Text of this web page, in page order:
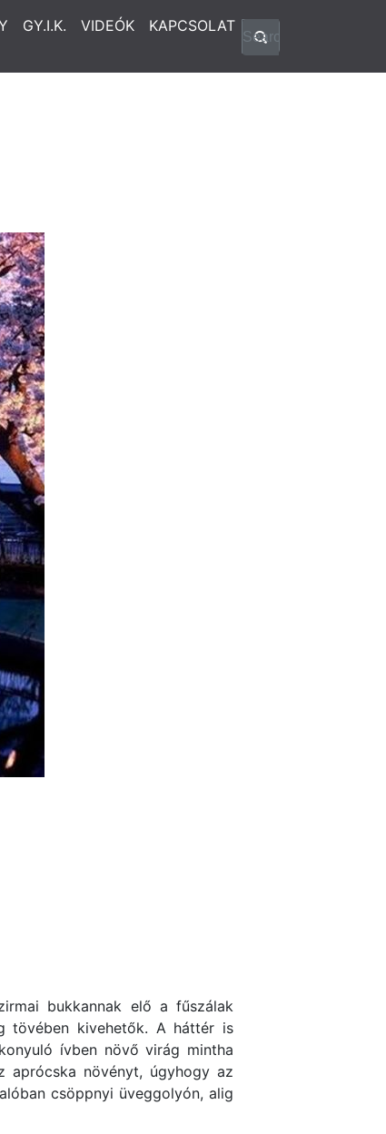
GY.I.K. VIDEÓK KAPCSOLAT
bukkannak elő a fűszálak
tövében kivehetők. A háttér is
ívben növő virág mintha
aprócska növényt, úgyhogy az
csöppnyi üveggolyón, alig